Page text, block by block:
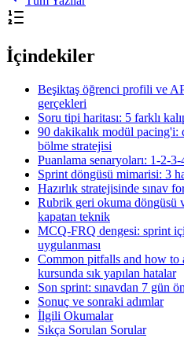
İçindekiler
Beşiktaş öğrenci profili ve AP
gerçekleri
Soru tipi haritası: 5 farklı
90 dakikalık modül pacing'i:
bölme stratejisi
Puanlama senaryoları: 1-2-
Sprint döngüsü mimarisi: 3
Hazırlık stratejisinde sınav
Rubrik geri okuma döngüsü
kapatan teknik
MCQ-FRQ dengesi: sprint
uygulanması
Common pitfalls and how to
kursunda sık yapılan hatalar
Son sprint: sınavdan 7 gün
Sonuç ve sonraki adımlar
İlgili Okumalar
Sıkça Sorulan Sorular